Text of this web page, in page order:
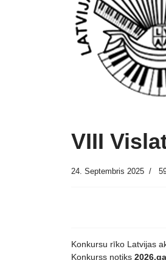
VIII
24. Septembris 2025
Konkursu rīko Latvijas
Konkurss notiks